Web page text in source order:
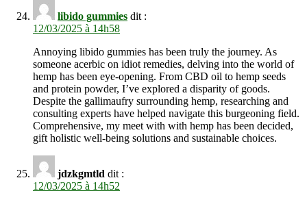
libido gummies dit :
12/03/2025 à 14h58
Annoying libido gummies has been truly the journey. As
someone acerbic on idiot remedies, delving into the world of
hemp has been eye-opening. From CBD oil to hemp seeds
and protein powder, I’ve explored a disparity of goods.
Despite the gallimaufry surrounding hemp, researching and
consulting experts have helped navigate this burgeoning field.
Comprehensive, my meet with with hemp has been decided,
gift holistic well-being solutions and sustainable choices.
jdzkgmtld dit :
12/03/2025 à 14h52